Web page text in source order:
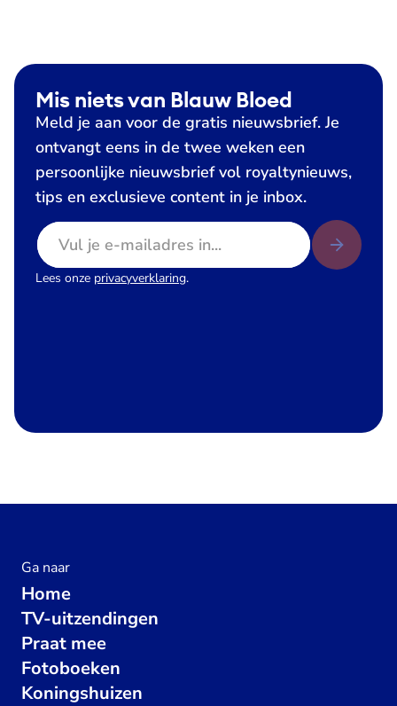
Mis niets van Blauw Bloed
Meld je aan voor de gratis nieuwsbrief. Je
ontvangt eens in de twee weken een
persoonlijke nieuwsbrief vol royaltynieuws,
tips en exclusieve content in je inbox.
E-mailadres
Lees onze privacyverklaring.
Ga naar
Home
TV-uitzendingen
Praat mee
Fotoboeken
Koningshuizen